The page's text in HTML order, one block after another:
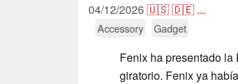
04/12/2026🇺🇸🇩🇪 ...
Accessory Gadget
Fenix ha presentado
giratorio. Fenix ya